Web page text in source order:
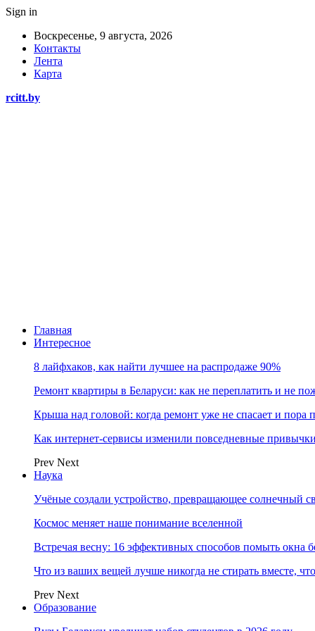
Sign in
Воскресенье, 9 августа, 2026
Контакты
Лента
Карта
rcitt.by
Главная
Интересное
8 лайфхаков, как найти лучшее на распродаже 90%
Ремонт квартиры в Беларуси: как не переплатить и не
Крыша над головой: когда ремонт уже не спасает и пора
Как интернет-сервисы изменили повседневные
Prev Next
Наука
Учёные создали устройство, превращающее солнечный
Космос меняет наше понимание вселенной
Встречая весну: 16 эффективных способов помыть окна
Что из ваших вещей лучше никогда не стирать вместе,
Prev Next
Образование